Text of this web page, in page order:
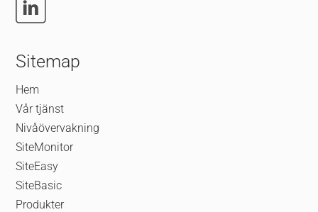
Sitemap
Hem
Vår tjänst
Nivåövervakning
SiteMonitor
SiteEasy
SiteBasic
Produkter